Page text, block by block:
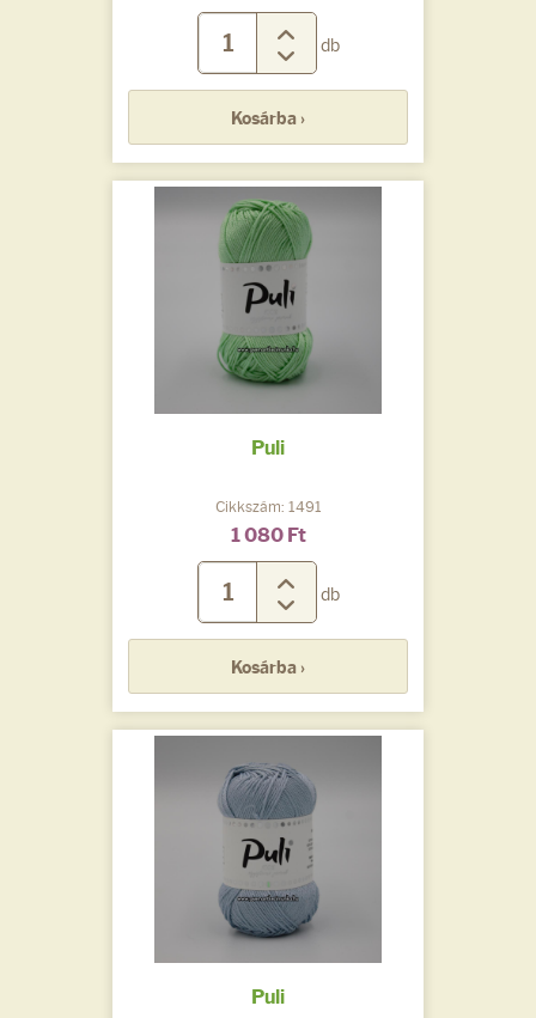
db
Kosárba ›
Puli
Cikkszám: 1491
1 080 Ft
db
Kosárba ›
Puli